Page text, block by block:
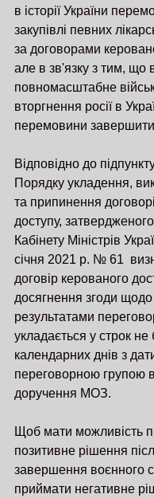
в історії України
закупівлі певних
за договорами
але в зв'язку з тим, що
повномасштабне
вторгнення росії в
перемовини
Відповідно до
Порядку укладення,
та припинення
доступу,
Кабінету Міністрів
січня 2021 р. № 61
договір керованого
досягнення згоди
результатами
укладається у строк
календарних днів з
переговорною групою
доручення МОЗ.
Щоб мати можливість
позитивне рішення
завершення воєнного
приймати негативне